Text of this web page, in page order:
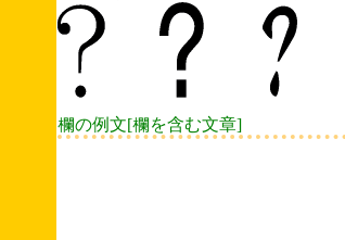
欄の例文[欄を含む文章]